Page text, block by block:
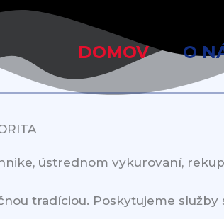
DOMOV O
ústrednom vykurovaní,
tradíciou. Poskytujeme